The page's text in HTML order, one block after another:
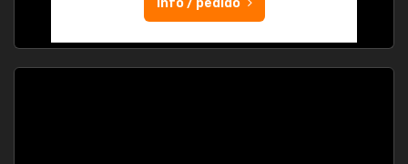
Info / pedido